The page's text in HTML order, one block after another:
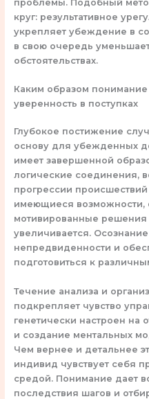
проблемы. Подобный
круг: результативное
укрепляет убеждение в
в свою очередь
обстоятельствах.
Каким образом
уверенность в поступках
Глубокое постижение
основу для убежденных
имеет завершенной
логические соединения,
прогрессии
имеющиеся возможности,
мотивированные решения
увеличивается.
непредвиденности и
подготовиться к
Течение анализа и
подкрепляет чувство
генетически настроен на
и создание ментальных
Чем вернее и детальнее
индивид чувствует себя
средой. Понимание дает
последствия шагов и